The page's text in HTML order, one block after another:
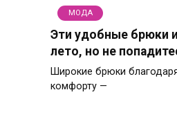
МОДА
Эти удобные брюки
лето, но не
Широкие брюки
комфорту —